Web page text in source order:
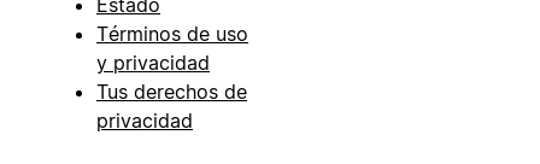
Estado
Términos de uso
y privacidad
Tus derechos de
privacidad